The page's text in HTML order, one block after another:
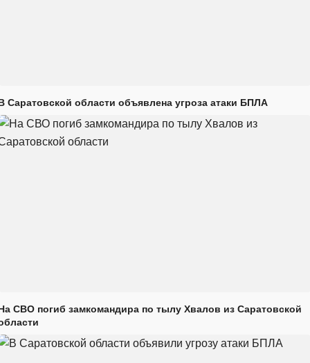
Саратовской области объявлена угроза атаки БПЛА
СВО погиб замкомандира по тылу Хвалов из Саратовской